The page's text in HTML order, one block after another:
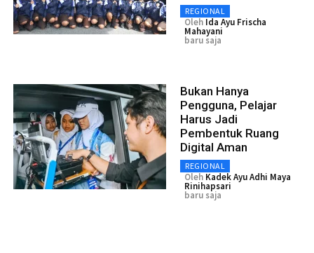
REGIONAL
Oleh Ida Ayu Frischa
Mahayani
baru saja
Bukan Hanya
Pengguna, Pelajar
Harus Jadi
Pembentuk Ruang
Digital Aman
REGIONAL
Oleh Kadek Ayu Adhi Maya
Rinihapsari
baru saja